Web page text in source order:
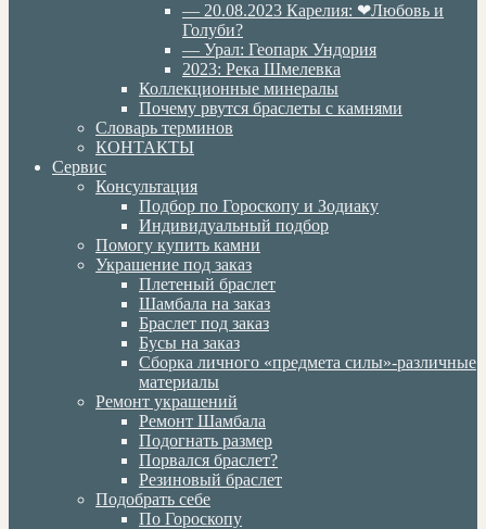
— 20.08.2023 Карелия: ❤Любовь и
Голуби?
— Урал: Геопарк Ундория
2023: Река Шмелевка
Коллекционные минералы
Почему рвутся браслеты с камнями
Словарь терминов
КОНТАКТЫ
Сервис
Консультация
Подбор по Гороскопу и Зодиаку
Индивидуальный подбор
Помогу купить камни
Украшение под заказ
Плетеный браслет
Шамбала на заказ
Браслет под заказ
Бусы на заказ
Сборка личного «предмета силы»-различные
материалы
Ремонт украшений
Ремонт Шамбала
Подогнать размер
Порвался браслет?
Резиновый браслет
Подобрать себе
По Гороскопу